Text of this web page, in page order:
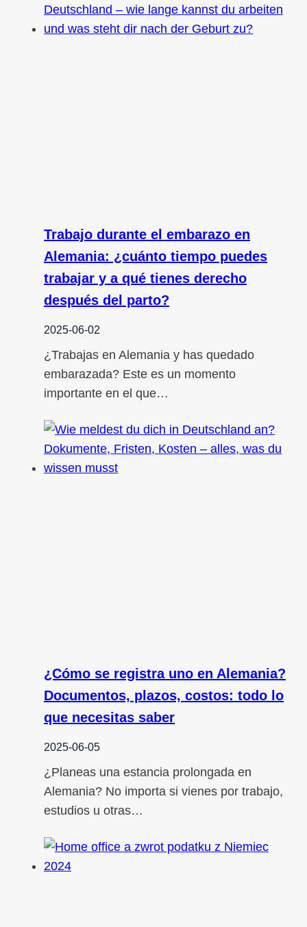
Trabajo durante el embarazo en
Alemania: ¿cuánto tiempo puedes
trabajar y a qué tienes derecho
después del parto?
2025-06-02
¿Trabajas en Alemania y has quedado
embarazada? Este es un momento
importante en el que…
¿Cómo se registra uno en Alemania?
Documentos, plazos, costos: todo lo
que necesitas saber
2025-06-05
¿Planeas una estancia prolongada en
Alemania? No importa si vienes por trabajo,
estudios u otras…